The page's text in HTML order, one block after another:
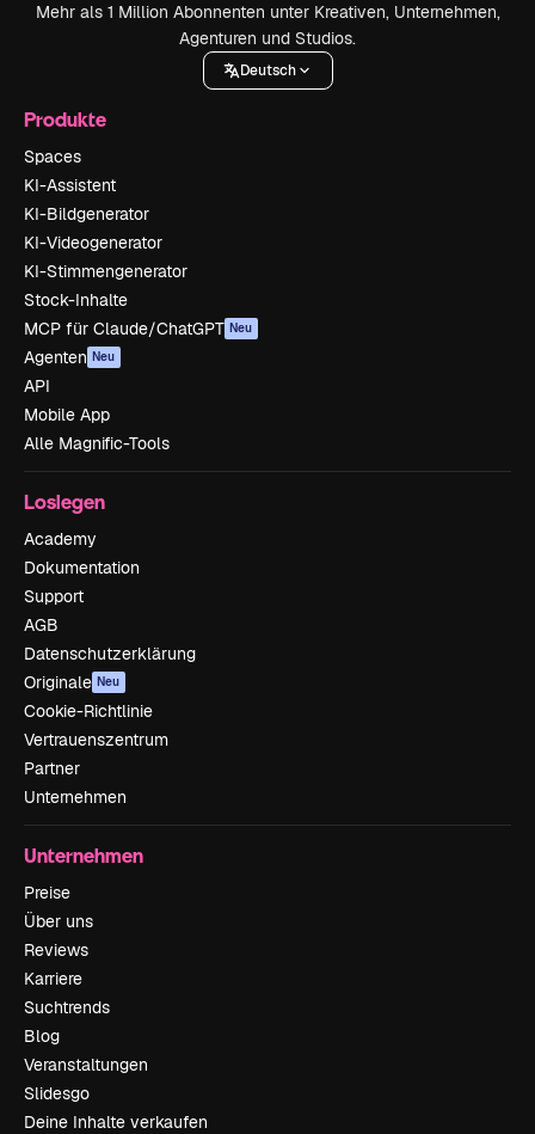
Mehr als 1 Million Abonnenten unter Kreativen, Unternehmen,
Agenturen und Studios.
Deutsch
Produkte
Spaces
KI-Assistent
KI-Bildgenerator
KI-Videogenerator
KI-Stimmengenerator
Stock-Inhalte
MCP für Claude/ChatGPT Neu
Agenten Neu
API
Mobile App
Alle Magnific-Tools
Loslegen
Academy
Dokumentation
Support
AGB
Datenschutzerklärung
Originale Neu
Cookie-Richtlinie
Vertrauenszentrum
Partner
Unternehmen
Unternehmen
Preise
Über uns
Reviews
Karriere
Suchtrends
Blog
Veranstaltungen
Slidesgo
Deine Inhalte verkaufen